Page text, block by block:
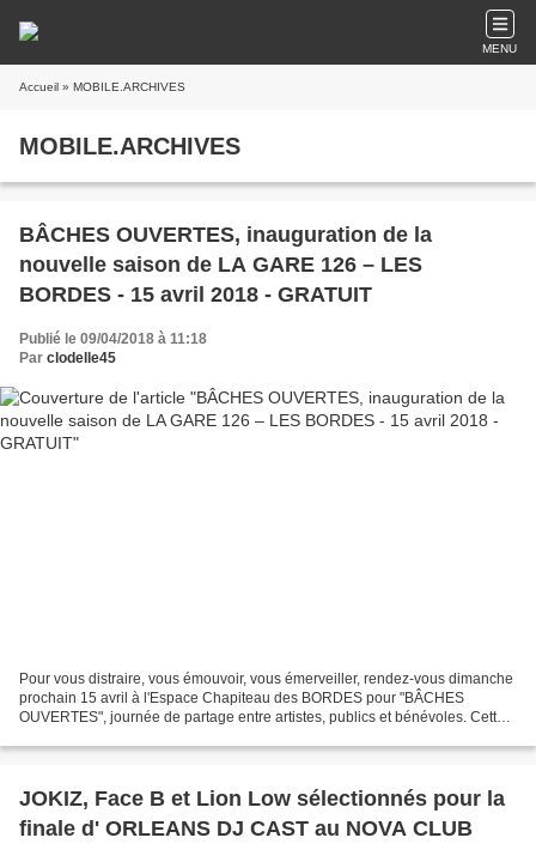
MENU
Accueil » MOBILE.ARCHIVES
MOBILE.ARCHIVES
BÂCHES OUVERTES, inauguration de la
nouvelle saison de LA GARE 126 – LES
BORDES - 15 avril 2018 - GRATUIT
Publié le 09/04/2018 à 11:18
Par clodelle45
Pour vous distraire, vous émouvoir, vous émerveiller, rendez-vous dimanche
prochain 15 avril à l'Espace Chapiteau des BORDES pour "BÂCHES
OUVERTES", journée de partage entre artistes, publics et bénévoles. Cette
JOKIZ, Face B et Lion Low sélectionnés pour la
finale d' ORLEANS DJ CAST au NOVA CLUB